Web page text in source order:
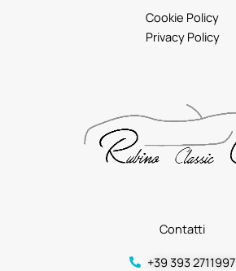
Contatti
+39 393 2711997
Cookie Policy
Privacy Policy